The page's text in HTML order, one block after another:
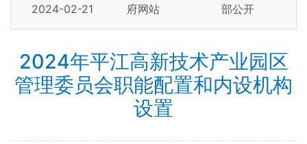
2024-02-21
府网站
部公开
2024年平江高新技术产业园区
管理委员会职能配置和内设机构
设置